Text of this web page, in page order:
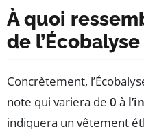
À quoi
de l’Écobalyse
Concrètement,
note qui variera de 0 à
indiquera un vêtement